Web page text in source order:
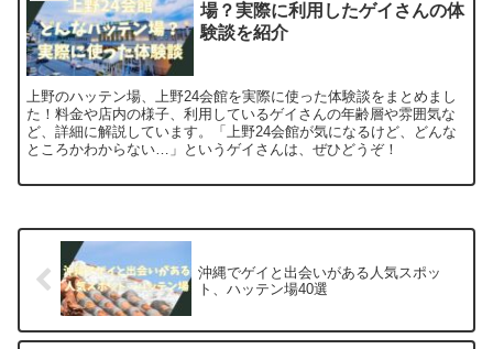
場？実際に利用したゲイさんの体
験談を紹介
上野のハッテン場、上野24会館を実際に使った体験談をまとめまし
た！料金や店内の様子、利用しているゲイさんの年齢層や雰囲気な
ど、詳細に解説しています。「上野24会館が気になるけど、どんな
ところかわからない…」というゲイさんは、ぜひどうぞ！
沖縄でゲイと出会いがある人気スポッ
ト、ハッテン場40選